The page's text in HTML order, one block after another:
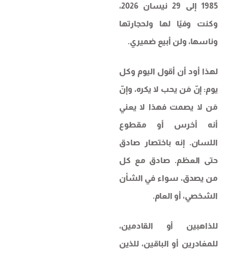
1985 إلى 29 نيسان 2026،
وكنت وفيًا لها ولحجارتها
وناسها، ولن أبيع ضميري.
لهذا أود أن أقول اليوم وكل
يوم: إنّ مَن يحب لا يكره، وإنّ
مَن لا يصمت فهذا لا يعني
أنه أخرس أو مقطوع
اللسان. إنه باختصار صادق
حتى العظم. صادق مع كل
من يصدق، سواء في الشأن
الشخصي، أو العام.
للذاهبين أو القادمين،
للمغادرين أو الباقين، للذين